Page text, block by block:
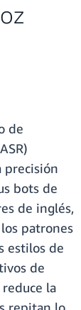
de
precisión
bots de
de inglés,
patrones
estilos de
de
la